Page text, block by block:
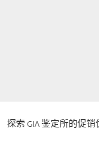
探索 GIA 鉴定所的促销